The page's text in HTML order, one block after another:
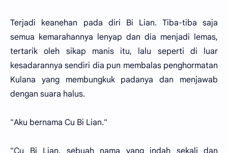
Terjadi keanehan pada diri Bi Lian. Tiba-tiba saja
semua kemarahannya lenyap dan dia menjadi lemas,
tertarik oleh sikap manis itu, lalu seperti di luar
kesadarannya sendiri dia pun membalas penghormatan
Kulana yang membungkuk padanya dan menjawab
dengan suara halus.
"Aku bernama Cu Bi Lian."
"Cu Bi Lian, sebuah nama yang indah sekali dan